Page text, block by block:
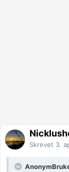
Skrevet 3.